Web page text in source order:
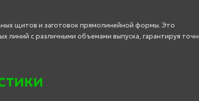
щитов и заготовок прямолинейной формы. Это
с различными объемами выпуска, гарантируя